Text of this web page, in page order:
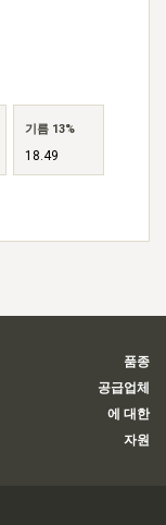
기름 13%
18.49
품종
공급업체
에 대한
자원